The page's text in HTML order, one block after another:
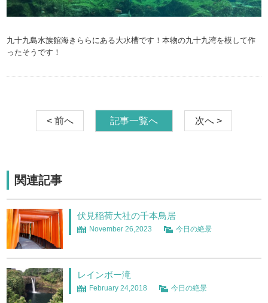
九十九島水族館海きららにある大水槽です！本物の九十九湾を模して作
ったそうです！
< 前へ 記事一覧へ 次へ >
関連記事
伏見稲荷大社の千本鳥居
November 26,2023 今日の絶景
レインボー滝
February 24,2018 今日の絶景